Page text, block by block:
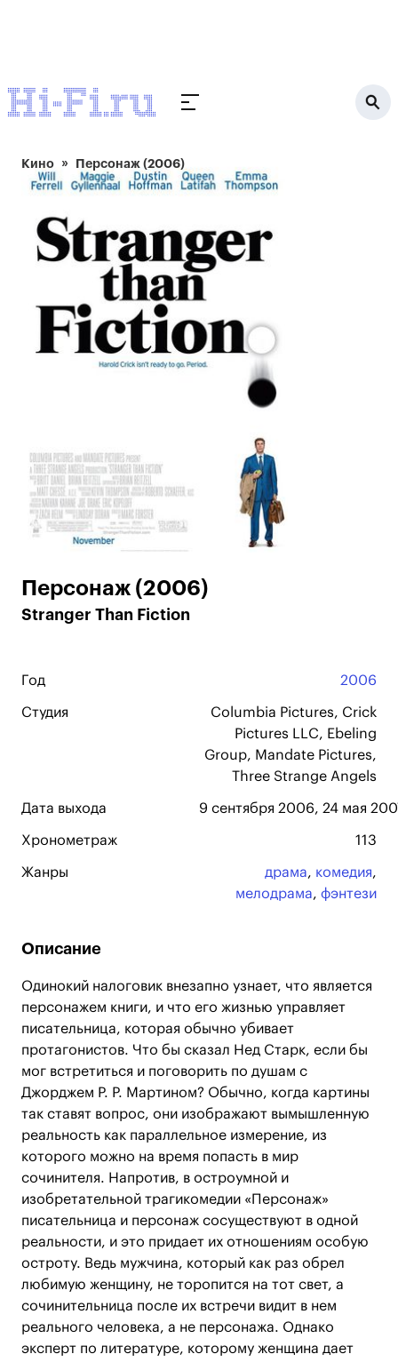
Кино Персонаж (2006)
Персонаж (2006)
Stranger Than Fiction
Год 2006
Студия
Columbia Pictures, Crick
Pictures LLC, Ebeling
Group, Mandate Pictures,
Three Strange Angels
Дата выхода 9 сентября 2006, 24 мая
Хронометраж 113
Жанры драма, комедия,
мелодрама, фэнтези
Описание
Одинокий налоговик внезапно узнает, что является
персонажем книги, и что его жизнью управляет
писательница, которая обычно убивает
протагонистов. Что бы сказал Нед Старк, если бы
мог встретиться и поговорить по душам с
Джорджем Р. Р. Мартином? Обычно, когда картины
так ставят вопрос, они изображают вымышленную
реальность как параллельное измерение, из
которого можно на время попасть в мир
сочинителя. Напротив, в остроумной и
изобретательной трагикомедии «Персонаж»
писательница и персонаж сосуществуют в одной
реальности, и это придает их отношениям особую
остроту. Ведь мужчина, который как раз обрел
любимую женщину, не торопится на тот свет, а
сочинительница после их встречи видит в нем
реального человека, а не персонажа. Однако
эксперт по литературе, которому женщина дает